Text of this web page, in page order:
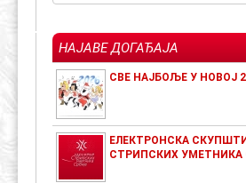
НАЈАВЕ ДОГАЂАЈА
СВЕ НАЈБОЉЕ У НОВОЈ
ЕЛЕКТРОНСКА
СТРИПСКИХ УМЕТНИКА